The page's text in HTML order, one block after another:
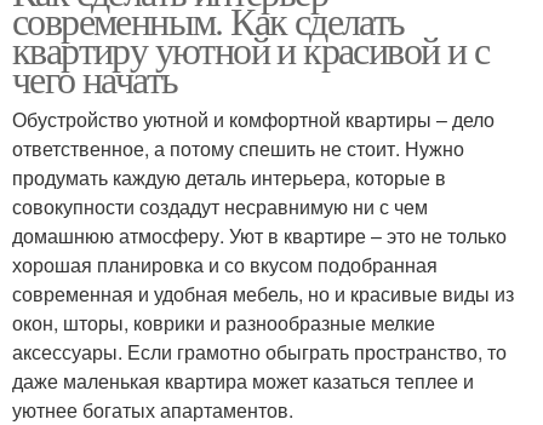
современным. Как сделать
квартиру уютной и красивой и с
чего начать
Обустройство уютной и комфортной квартиры – дело
ответственное, а потому спешить не стоит. Нужно
продумать каждую деталь интерьера, которые в
совокупности создадут несравнимую ни с чем
домашнюю атмосферу. Уют в квартире – это не только
хорошая планировка и со вкусом подобранная
современная и удобная мебель, но и красивые виды из
окон, шторы, коврики и разнообразные мелкие
аксессуары. Если грамотно обыграть пространство, то
даже маленькая квартира может казаться теплее и
уютнее богатых апартаментов.